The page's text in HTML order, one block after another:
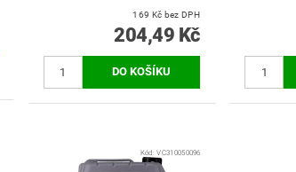
169 Kč bez DPH
204,49 Kč
Kód:VC310050096